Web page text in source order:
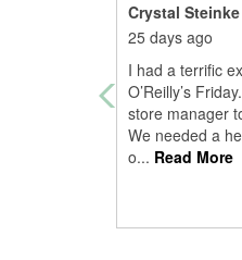
Crystal Steinke
25 days ago
I had a terrific
O’Reilly’s
store manager
We needed a
o... Read More